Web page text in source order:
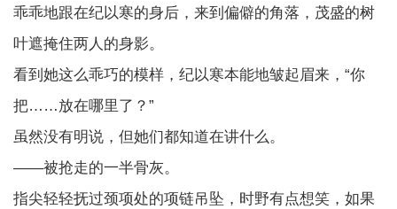
乖乖地跟在纪以寒的身后，来到偏僻的角落，茂盛的树
叶遮掩住两人的身影。
看到她这么乖巧的模样，纪以寒本能地皱起眉来，“你
把……放在哪里了？”
虽然没有明说，但她们都知道在讲什么。
——被抢走的一半骨灰。
指尖轻轻抚过颈项处的项链吊坠，时野有点想笑，如果